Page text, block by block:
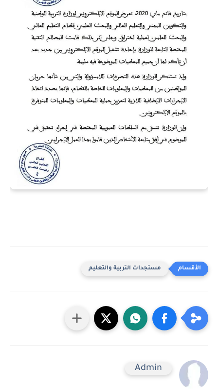
مستجدات التربية والتعليم
Admin